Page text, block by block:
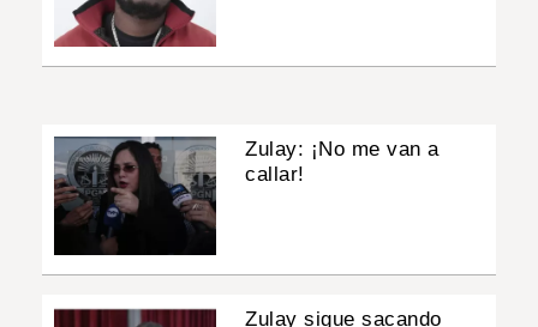
Zulay: ¡No me van a
callar!
Zulay sigue sacando